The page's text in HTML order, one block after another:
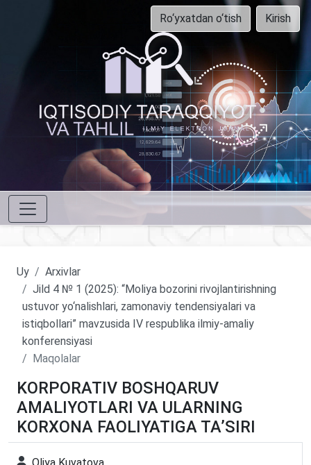
Ro‘yxatdan o‘tish Kirish
Uy
Arxivlar
Jild 4 № 1 (2025): “Moliya bozorini rivojlantirishning
ustuvor yo‘nalishlari, zamonaviy tendensiyalari va
istiqbollari” mavzusida IV respublika ilmiy-amaliy
konferensiyasi
Maqolalar
KORPORATIV BOSHQARUV
AMALIYOTLARI VA ULARNING
KORXONA FAOLIYATIGA TA’SIRI